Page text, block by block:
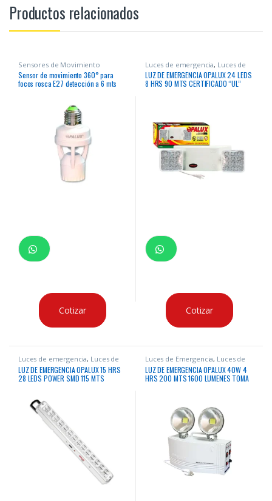
Productos relacionados
Sensores de Movimiento
Sensor de movimiento 360° para
focos rosca E27 detección a 6 mts
Cotizar
Luces de emergencia, Luces de
Emergencia
LUZ DE EMERGENCIA OPALUX 24 LEDS
8 HRS 90 MTS CERTIFICADO “UL”
Cotizar
Luces de emergencia, Luces de
Emergencia
LUZ DE EMERGENCIA OPALUX 15 HRS
28 LEDS POWER SMD 115 MTS
Luces de Emergencia, Luces de
emergencia
LUZ DE EMERGENCIA OPALUX 40W 4
HRS 200 MTS 1600 LUMENES TOMA